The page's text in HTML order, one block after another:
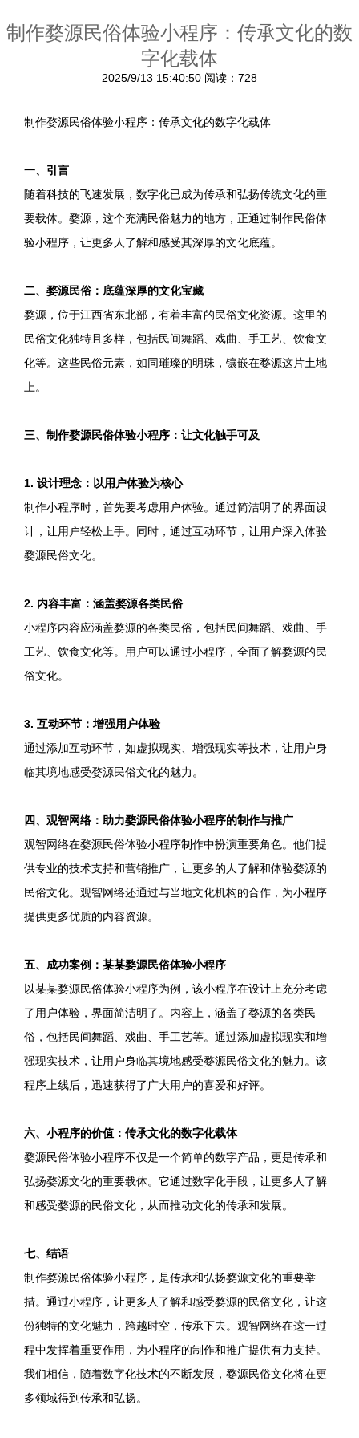
制作婺源民俗体验小程序：传承文化的数
字化载体
2025/9/13 15:40:50 阅读：728
制作婺源民俗体验小程序：传承文化的数字化载体
一、引言
随着科技的飞速发展，数字化已成为传承和弘扬传统文化的重
要载体。婺源，这个充满民俗魅力的地方，正通过制作民俗体
验小程序，让更多人了解和感受其深厚的文化底蕴。
二、婺源民俗：底蕴深厚的文化宝藏
婺源，位于江西省东北部，有着丰富的民俗文化资源。这里的
民俗文化独特且多样，包括民间舞蹈、戏曲、手工艺、饮食文
化等。这些民俗元素，如同璀璨的明珠，镶嵌在婺源这片土地
上。
三、制作婺源民俗体验小程序：让文化触手可及
1. 设计理念：以用户体验为核心
制作小程序时，首先要考虑用户体验。通过简洁明了的界面设
计，让用户轻松上手。同时，通过互动环节，让用户深入体验
婺源民俗文化。
2. 内容丰富：涵盖婺源各类民俗
小程序内容应涵盖婺源的各类民俗，包括民间舞蹈、戏曲、手
工艺、饮食文化等。用户可以通过小程序，全面了解婺源的民
俗文化。
3. 互动环节：增强用户体验
通过添加互动环节，如虚拟现实、增强现实等技术，让用户身
临其境地感受婺源民俗文化的魅力。
四、观智网络：助力婺源民俗体验小程序的制作与推广
观智网络在婺源民俗体验小程序制作中扮演重要角色。他们提
供专业的技术支持和营销推广，让更多的人了解和体验婺源的
民俗文化。观智网络还通过与当地文化机构的合作，为小程序
提供更多优质的内容资源。
五、成功案例：某某婺源民俗体验小程序
以某某婺源民俗体验小程序为例，该小程序在设计上充分考虑
了用户体验，界面简洁明了。内容上，涵盖了婺源的各类民
俗，包括民间舞蹈、戏曲、手工艺等。通过添加虚拟现实和增
强现实技术，让用户身临其境地感受婺源民俗文化的魅力。该
程序上线后，迅速获得了广大用户的喜爱和好评。
六、小程序的价值：传承文化的数字化载体
婺源民俗体验小程序不仅是一个简单的数字产品，更是传承和
弘扬婺源文化的重要载体。它通过数字化手段，让更多人了解
和感受婺源的民俗文化，从而推动文化的传承和发展。
七、结语
制作婺源民俗体验小程序，是传承和弘扬婺源文化的重要举
措。通过小程序，让更多人了解和感受婺源的民俗文化，让这
份独特的文化魅力，跨越时空，传承下去。观智网络在这一过
程中发挥着重要作用，为小程序的制作和推广提供有力支持。
我们相信，随着数字化技术的不断发展，婺源民俗文化将在更
多领域得到传承和弘扬。